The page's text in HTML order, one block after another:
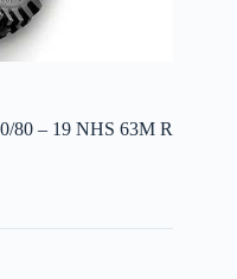
80 – 19 NHS 63M R